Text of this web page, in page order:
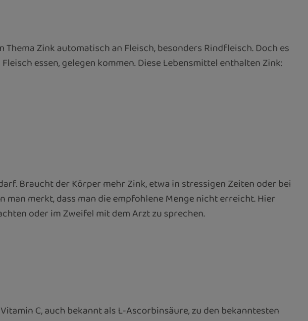
Zink automatisch an Fleisch, besonders Rindfleisch. Doch es
essen, gelegen kommen. Diese Lebensmittel enthalten Zink:
Braucht der Körper mehr Zink, etwa in stressigen Zeiten oder bei
merkt, dass man die empfohlene Menge nicht erreicht. Hier
oder im Zweifel mit dem Arzt zu sprechen.
C, auch bekannt als L-Ascorbinsäure, zu den bekanntesten